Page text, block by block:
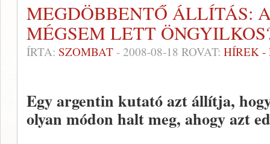
MEGDÖBBENTŐ ÁLLÍTÁS:
MÉGSEM LETT
ÍRTA: SZOMBAT - 2008-08-18 ROVAT: HÍREK -
Egy argentin kutató azt állítja,
olyan módon halt meg, ahogy azt